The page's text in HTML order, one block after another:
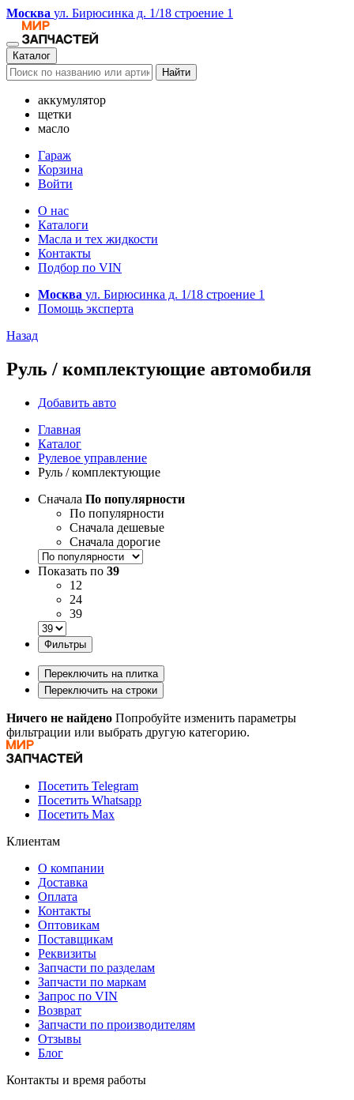
Москва ул. Бирюсинка д. 1/18 строение 1
Каталог
Найти
аккумулятор
щетки
масло
Гараж
Корзина
Войти
О нас
Каталоги
Масла и тех жидкости
Контакты
Подбор по VIN
Москва ул. Бирюсинка д. 1/18 строение 1
Помощь эксперта
Назад
Руль / комплектующие автомобиля
Добавить авто
Главная
Каталог
Рулевое управление
Руль / комплектующие
Сначала По популярности
По популярности
Сначала дешевые
Сначала дорогие
Показать по 39
12
24
39
Фильтры
Переключить на плитка
Переключить на строки
Ничего не найдено Попробуйте изменить параметры
фильтрации или выбрать другую категорию.
Посетить Telegram
Посетить Whatsapp
Посетить Max
Клиентам
О компании
Доставка
Оплата
Контакты
Оптовикам
Поставщикам
Реквизиты
Запчасти по разделам
Запчасти по маркам
Запрос по VIN
Возврат
Запчасти по производителям
Отзывы
Блог
Контакты и время работы